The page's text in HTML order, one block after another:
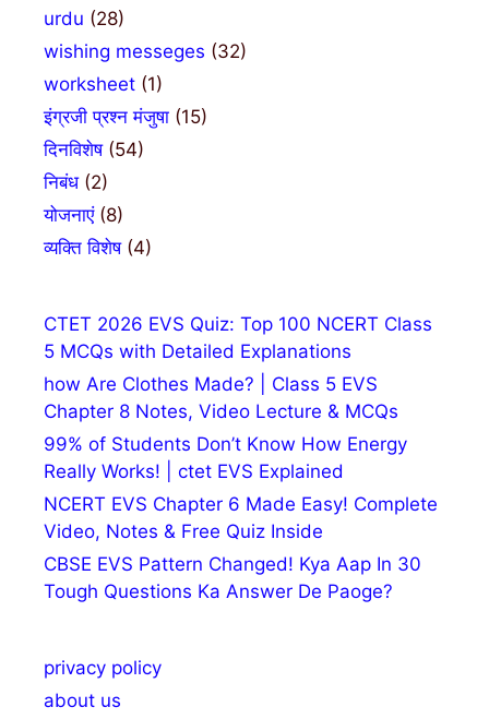
urdu (28)
wishing messeges (32)
worksheet (1)
इंग्रजी प्रश्न मंजुषा (15)
दिनविशेष(54)
निबंध(2)
योजनाएं(8)
व्यक्ति विशेष(4)
CTET 2026 EVS Quiz: Top 100 NCERT Class
5 MCQs with Detailed Explanations
how Are Clothes Made? | Class 5 EVS
Chapter 8 Notes, Video Lecture & MCQs
99% of Students Don’t Know How Energy
Really Works! | ctet EVS Explained
NCERT EVS Chapter 6 Made Easy! Complete
Video, Notes & Free Quiz Inside
CBSE EVS Pattern Changed! Kya Aap In 30
Tough Questions Ka Answer De Paoge?
privacy policy
about us